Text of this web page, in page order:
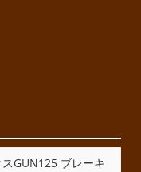
GUN125 ブレーキ